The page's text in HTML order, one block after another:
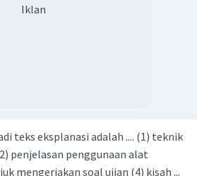
Iklan
eksplanasi adalah .... (1) teknik
pendeteksi gempa (3) petunjuk mengerjakan soal ujian (4) kisah ...